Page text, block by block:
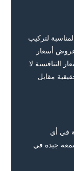
لتركيب
أسعار
التنافسية لا
مقابل
في أي
جيدة في